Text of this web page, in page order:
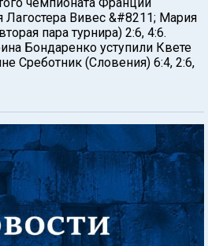
Лагостера Вивес &#8211; Мария
пара турнира) 2:6, 4:6.
Бондаренко уступили Квете
Среботник (Словения) 6:4, 2:6,